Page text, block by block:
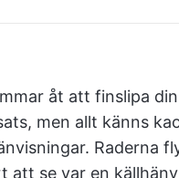
åt att finslipa din
men allt känns
Raderna
att se var en